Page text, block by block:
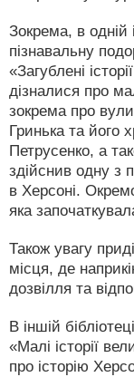
Зокрема, в одній
пізнавальну
«Загублені
дізналися про
зокрема про
Гринька та його
Петрусенко, а
здійснив одну з
в Херсоні.
яка
Також увагу
місця, де
дозвілля та
В іншій
«Малі історії
про історію